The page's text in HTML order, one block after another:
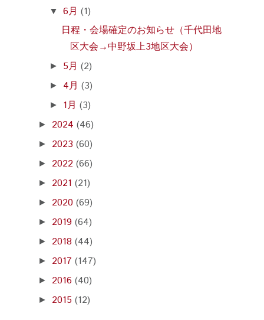
▼6月(1)
日程・会場確定のお知らせ（千代田地
区大会→中野坂上3地区大会）
► 5月(2)
► 4月(3)
► 1月(3)
► 2024 (46)
► 2023 (60)
► 2022 (66)
► 2021 (21)
► 2020 (69)
► 2019 (64)
► 2018 (44)
► 2017 (147)
► 2016 (40)
► 2015 (12)